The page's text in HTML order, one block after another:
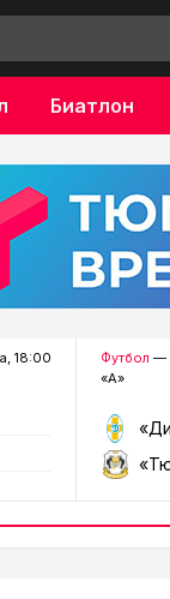
Биатлон
18:00 Футбол —
«А»